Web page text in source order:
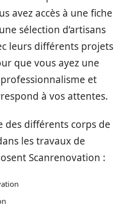
avez accès à une fiche
sélection d’artisans
leurs différents projets
que vous ayez une
et
à vos attentes.
des différents corps de
les travaux de
Scanrenovation :